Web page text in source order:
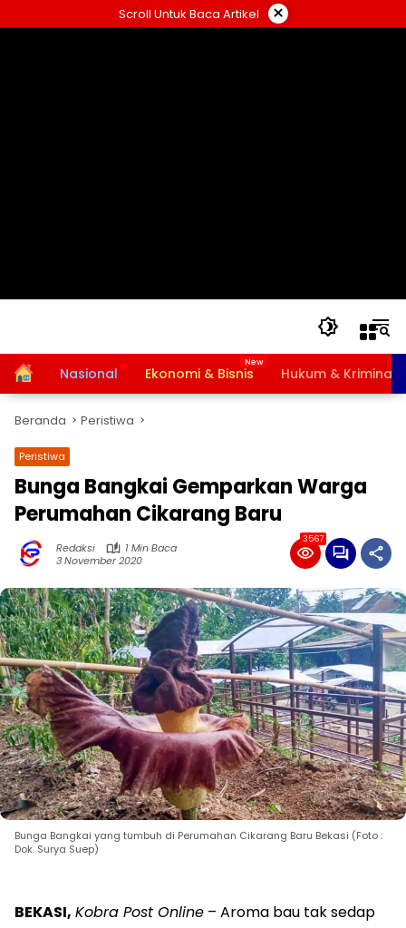
ke
Scroll Untuk Baca Artikel ×
HomeNasional Ekonomi & Bisnis Hukum & Kriminal
Beranda Peristiwa
Peristiwa
Bunga Bangkai Gemparkan Warga
Perumahan Cikarang Baru
Redaksi
1 Min Baca
3 November 2020
3567
Bunga Bangkai yang tumbuh di Perumahan Cikarang Baru Bekasi (Foto :
Dok. Surya Suep)
BEKASI, Kobra Post Online – Aroma bau tak sedap